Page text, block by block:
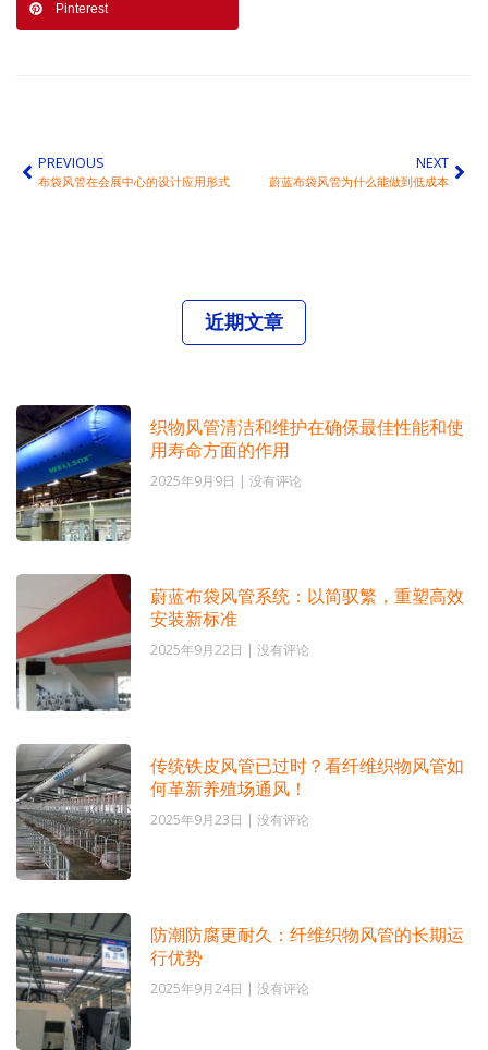
Pinterest
PREVIOUS
布袋风管在会展中心的设计应用形式
NEXT
蔚蓝布袋风管为什么能做到低成本
近期文章
织物风管清洁和维护在确保最佳性能和使
用寿命方面的作用
2025年9月9日
没有评论
蔚蓝布袋风管系统：以简驭繁，重塑高效
安装新标准
2025年9月22日
没有评论
传统铁皮风管已过时？看纤维织物风管如
何革新养殖场通风！
2025年9月23日
没有评论
防潮防腐更耐久：纤维织物风管的长期运
行优势
2025年9月24日
没有评论